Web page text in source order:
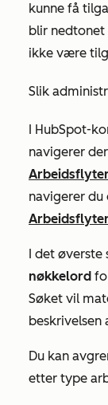
kunne få
blir nedtonet
ikke være
Slik
I HubSpot-
navigerer
navigerer
I det øverste
nøkkelord
Søket vil
beskrivelsen
Du kan
etter type